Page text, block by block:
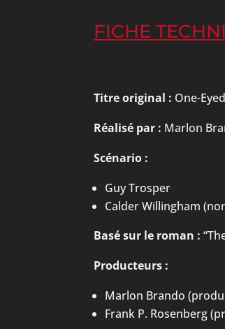
FICHE
Titre original : One-
Réalisé par : Marlon
Scénario :
Guy Trosper
Calder Willingham
Basé sur le roman :
Producteurs :
Marlon Brando
Frank P. Rosenberg